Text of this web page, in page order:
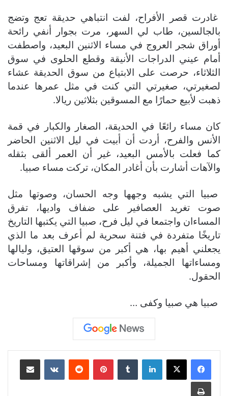
غادرت قصر الأفراح، لفت انتباهي حديقة تعج وتضج
بالجالسين، طاب لي السهر، مرت بجوار أنفي رائحة
أوراق شجر العروج في مساء الاثنين البعيد، واصطفت
أمام عيني الدراجات الأنيقة وقطع الحلوى في سوق
الثلاثاء، حرصت على الابتياع من سوق الحديقة عشاء
لصغيرتي، صغيرتي التي كنت في مثل عمرها عندما
ذهبت لأبيع حمارًا مع المسوقين بثلاثين ريالا.
كان مساء رائعًا في الحديقة، الصغار والكبار في قمة
الأنس والفرح، أردت أن أبيت في ليل الاثنين الحاضر
كما فعلت بالأمس البعيد، غير أن العمر ألقى بثقله
والآهات أشارت بأن أغادر المكان، تركت مساء صبيا.
صبيا التي يشبه وجهها وجه الحسان، وصوتها مثل
صوت تغريد العصافير على ضفاف واديها، تفرق
المساءان واجتمعا في ليل فرح، صبيا التي يكتبها التاريخ
تاريخًا متفردة في فتنة سحرية لم أعرف بعد ما الذي
يجعلني أهيم بها، هي أكبر من سوقها العتيق، وليالها
ومساءاتها الجميلة، وأكبر من إشراقاتها ومساحات
الحقول.
صبيا هي صبيا وكفى …
لينكدإن بينتيريست مشاركة عبر البريد
طباعة